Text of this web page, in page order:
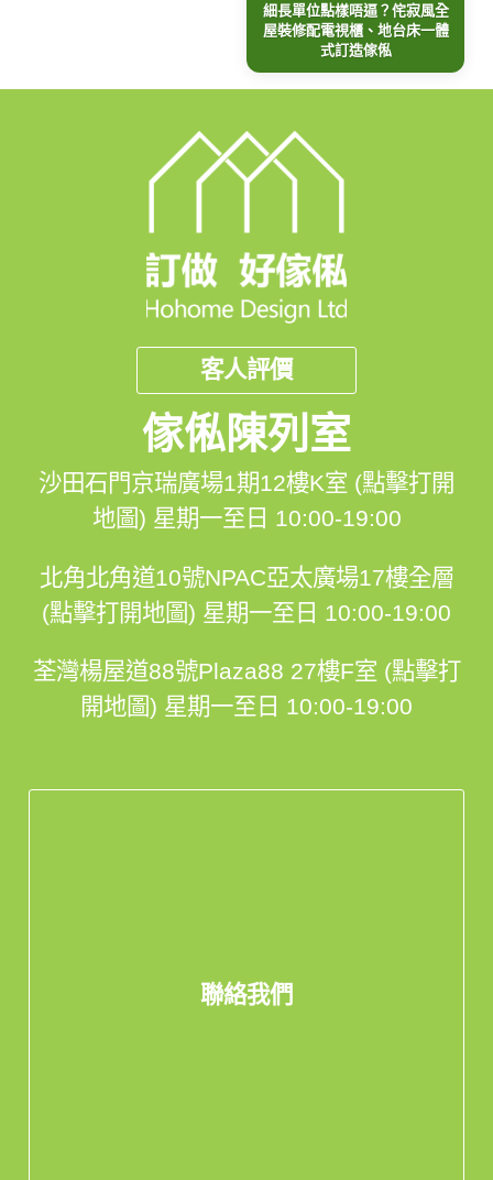
細長單位點樣唔逼？侘寂風全
屋裝修配電視櫃、地台床一體
式訂造傢俬
客人評價
傢俬陳列室
沙田石門京瑞廣場1期12樓K室 (點擊打開
地圖) 星期一至日 10:00-19:00
北角北角道10號NPAC亞太廣場17樓全層
(點擊打開地圖) 星期一至日 10:00-19:00
荃灣楊屋道88號Plaza88 27樓F室 (點擊打
開地圖) 星期一至日 10:00-19:00
聯絡我們